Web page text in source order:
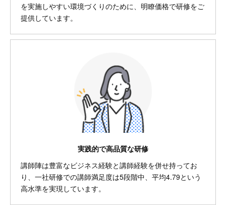
を実施しやすい環境づくりのために、明瞭価格で研修をご
提供しています。
実践的で高品質な研修
講師陣は豊富なビジネス経験と講師経験を併せ持ってお
り、一社研修での講師満足度は5段階中、平均4.79という
高水準を実現しています。